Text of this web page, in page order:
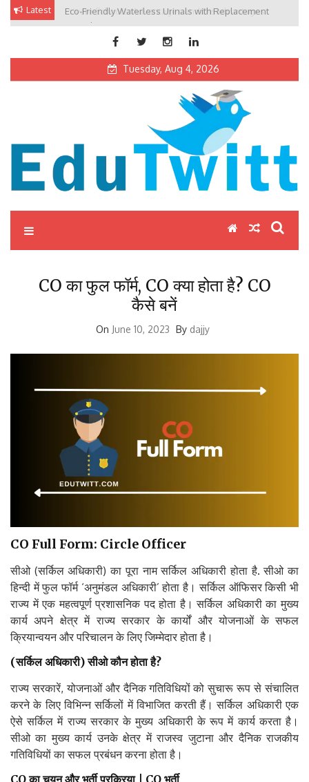
Skip Latest
Eco-Friendly Waterless Urinals with Replacement
Cartridges
Private Schools: Advantages and Disadvantages
Tuesday, Aug 4, 2026
Edutwitt.com
CO का फुल फॉर्म, CO क्या होता है? CO
कैसे बनें
On June 10, 2023 By dajjy
CO Full Form: Circle Officer
सीओ (सर्किल अधिकारी) का पूरा नाम सर्किल अधिकारी होता है. सीओ का
हिन्दी में फुल फॉर्म ‘अनुमंडल अधिकारी’ होता है। सर्किल ऑफिसर किसी भी
राज्य में एक महत्वपूर्ण प्रशासनिक पद होता है। सर्किल अधिकारी का मुख्य
कार्य अपने क्षेत्र में राज्य सरकार के कार्यों और योजनाओं के सफल
क्रियान्वयन और परिचालन के लिए जिम्मेदार होता है।
(सर्किल अधिकारी) सीओ कौन होता है?
राज्य सरकारें, योजनाओं और दैनिक गतिविधियों को सुचारू रूप से संचालित
करने के लिए विभिन्न सर्किलों में विभाजित करती हैं। सर्किल अधिकारी एक
ऐसे सर्किल में राज्य सरकार के मुख्य अधिकारी के रूप में कार्य करता है।
सीओ का मुख्य कार्य उनके क्षेत्र में राजस्व जुटाना और दैनिक राजकीय
गतिविधियों का सफल प्रबंधन करना होता है।
CO का चयन और भर्ती प्रक्रिया | CO भर्ती